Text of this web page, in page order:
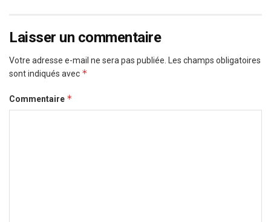
Laisser un commentaire
Votre adresse e-mail ne sera pas publiée.
Les champs obligatoires
sont indiqués avec *
Commentaire *